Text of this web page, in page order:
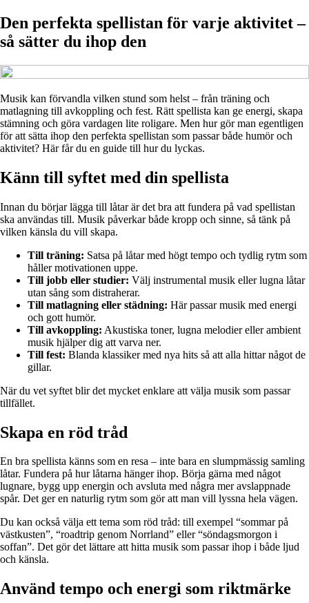
Den perfekta spellistan för varje aktivitet –
så sätter du ihop den
Musik kan förvandla vilken stund som helst – från träning och
matlagning till avkoppling och fest. Rätt spellista kan ge energi, skapa
stämning och göra vardagen lite roligare. Men hur gör man egentligen
för att sätta ihop den perfekta spellistan som passar både humör och
aktivitet? Här får du en guide till hur du lyckas.
Känn till syftet med din spellista
Innan du börjar lägga till låtar är det bra att fundera på vad spellistan
ska användas till. Musik påverkar både kropp och sinne, så tänk på
vilken känsla du vill skapa.
Till träning: Satsa på låtar med högt tempo och tydlig rytm som
håller motivationen uppe.
Till jobb eller studier: Välj instrumental musik eller lugna låtar
utan sång som distraherar.
Till matlagning eller städning: Här passar musik med energi
och gott humör.
Till avkoppling: Akustiska toner, lugna melodier eller ambient
musik hjälper dig att varva ner.
Till fest: Blanda klassiker med nya hits så att alla hittar något de
gillar.
När du vet syftet blir det mycket enklare att välja musik som passar
tillfället.
Skapa en röd tråd
En bra spellista känns som en resa – inte bara en slumpmässig samling
låtar. Fundera på hur låtarna hänger ihop. Börja gärna med något
lugnare, bygg upp energin och avsluta med några mer avslappnade
spår. Det ger en naturlig rytm som gör att man vill lyssna hela vägen.
Du kan också välja ett tema som röd tråd: till exempel “sommar på
västkusten”, “roadtrip genom Norrland” eller “söndagsmorgon i
soffan”. Det gör det lättare att hitta musik som passar ihop i både ljud
och känsla.
Använd tempo och energi som riktmärke